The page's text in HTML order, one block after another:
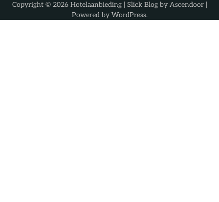
Copyright © 2026 Hotelaanbieding| Slick Blog by Ascendoor|
Powered by WordPress.